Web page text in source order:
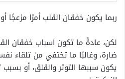
ربما يكون خفقان القلب أمرًا مزعجًا
لكن، عادةً ما تكون اسباب خفقان
ضارة، وغالبًا ما تختفي من تلقاء
يكون سببها التوتر والقلق، أو بسبب